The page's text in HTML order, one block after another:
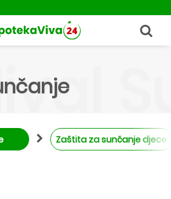
Zaštita za sunčanje djece